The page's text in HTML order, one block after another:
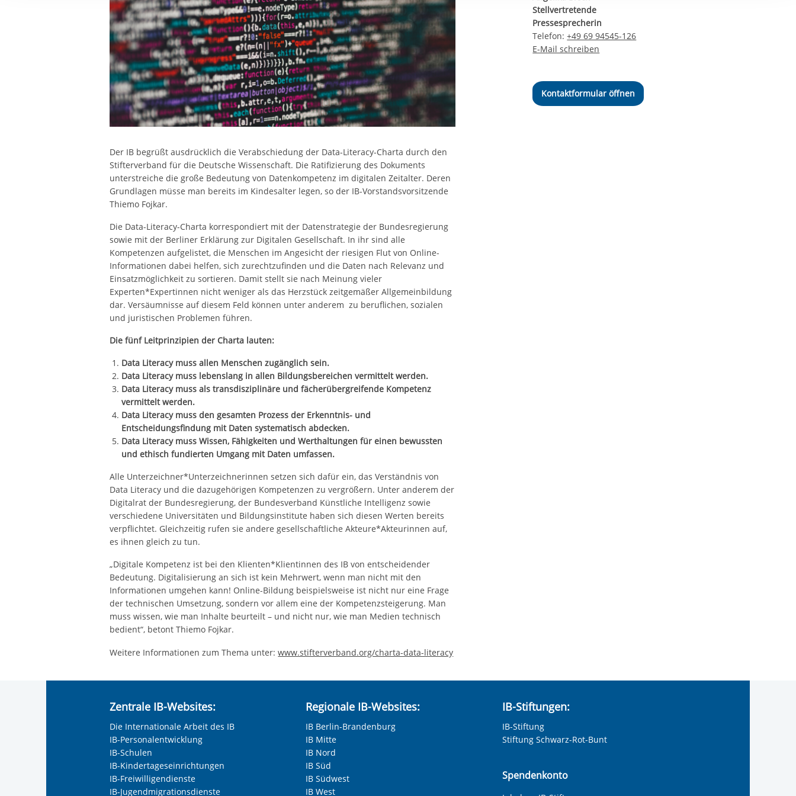
Ihre etwaige Einwilligung erstreckt sich nicht auf notwendige Cookies, die erforderlich zur Bereitstellung
der von Ihnen aufgerufenen und somit gewünschten Website-Funktionen sind. Diese Cookies setzen wir
aufgrund berechtigter Interessen und daher unabhängig von einer Einwilligung.
Der IB begrüßt ausdrücklich die Verabschiedung der Data-Literacy-Charta durch den
Stifterverband für die Deutsche Wissenschaft. Die Ratifizierung des Dokuments
unterstreiche die große Bedeutung von Datenkompetenz im digitalen Zeitalter. Deren
Grundlagen müsse man bereits im Kindesalter legen, so der IB-Vorstandsvorsitzende
Thiemo Fojkar.
Die Data-Literacy-Charta korrespondiert mit der Datenstrategie der Bundesregierung
sowie mit der Berliner Erklärung zur Digitalen Gesellschaft. In ihr sind alle
Kompetenzen aufgelistet, die Menschen im Angesicht der riesigen Flut von Online-
Informationen dabei helfen, sich zurechtzufinden und die Daten nach Relevanz und
Einsatzmöglichkeit zu sortieren. Damit stellt sie nach Meinung vieler
Experten*Expertinnen nicht weniger als das Herzstück zeitgemäßer Allgemeinbildung
dar. Versäumnisse auf diesem Feld können unter anderem zu beruflichen, sozialen
und juristischen Problemen führen.
Die fünf Leitprinzipien der Charta lauten:
Data Literacy muss allen Menschen zugänglich sein.
Data Literacy muss lebenslang in allen Bildungsbereichen vermittelt werden.
Data Literacy muss als transdisziplinäre und fächerübergreifende Kompetenz
vermittelt werden.
Data Literacy muss den gesamten Prozess der Erkenntnis- und
Entscheidungsfindung mit Daten systematisch abdecken.
Data Literacy muss Wissen, Fähigkeiten und Werthaltungen für einen bewussten
und ethisch fundierten Umgang mit Daten umfassen.
Alle Unterzeichner*Unterzeichnerinnen setzen sich dafür ein, das Verständnis von
Data Literacy und die dazugehörigen Kompetenzen zu vergrößern. Unter anderem der
Digitalrat der Bundesregierung, der Bundesverband Künstliche Intelligenz sowie
verschiedene Universitäten und Bildungsinstitute haben sich diesen Werten bereits
verpflichtet. Gleichzeitig rufen sie andere gesellschaftliche Akteure*Akteurinnen auf,
es ihnen gleich zu tun.
„Digitale Kompetenz ist bei den Klienten*Klientinnen des IB von entscheidender
Bedeutung. Digitalisierung an sich ist kein Mehrwert, wenn man nicht mit den
Informationen umgehen kann! Online-Bildung beispielsweise ist nicht nur eine Frage
der technischen Umsetzung, sondern vor allem eine der Kompetenzsteigerung. Man
muss wissen, wie man Inhalte beurteilt – und nicht nur, wie man Medien technisch
bedient“, betont Thiemo Fojkar.
Weitere Informationen zum Thema unter:www.stifterverband.org/charta-data-literacy
Stellvertretende
Pressesprecherin
Telefon:+49 69 94545-126
E-Mail schreiben
Kontaktformular öffnen
Zentrale IB-Websites:
Die Internationale Arbeit des IB
IB-Personalentwicklung
IB-Schulen
IB-Kindertageseinrichtungen
IB-Freiwilligendienste
IB-Jugendmigrationsdienste
Regionale IB-Websites:
IB Berlin-Brandenburg
IB Mitte
IB Nord
IB Süd
IB Südwest
IB West
IB-Stiftungen:
IB-Stiftung
Stiftung Schwarz-Rot-Bunt
Spendenkonto